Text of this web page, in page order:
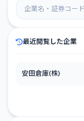
最近閲覧した企業
安田倉庫(株)